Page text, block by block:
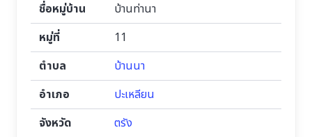
ชื่อหมู่บ้าน
บ้านท่านา
หมู่ที่
11
ตำบล
บ้านนา
อำเภอ
ปะเหลียน
จังหวัด
ตรัง